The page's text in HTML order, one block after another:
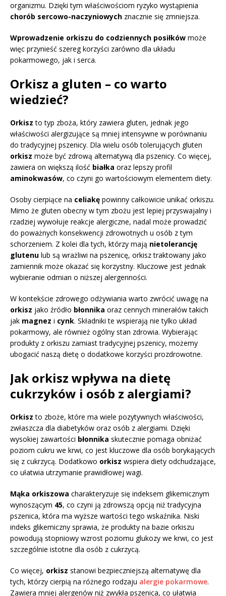
organizmu. Dzięki tym właściwościom ryzyko wystąpienia
chorób sercowo-naczyniowych znacznie się zmniejsza.
Wprowadzenie orkiszu do codziennych posiłków może
więc przynieść szereg korzyści zarówno dla układu
pokarmowego, jak i serca.
Orkisz a gluten – co warto
wiedzieć?
Orkisz to typ zboża, który zawiera gluten, jednak jego
właściwości alergizujące są mniej intensywne w porównaniu
do tradycyjnej pszenicy. Dla wielu osób tolerujących gluten
orkisz może być zdrową alternatywą dla pszenicy. Co więcej,
zawiera on większą ilość białka oraz lepszy profil
aminokwasów, co czyni go wartościowym elementem diety.
Osoby cierpiące na celiakę powinny całkowicie unikać orkiszu.
Mimo że gluten obecny w tym zbożu jest lepiej przyswajalny i
rzadziej wywołuje reakcje alergiczne, nadal może prowadzić
do poważnych konsekwencji zdrowotnych u osób z tym
schorzeniem. Z kolei dla tych, którzy mają nietolerancję
glutenu lub są wrażliwi na pszenicę, orkisz traktowany jako
zamiennik może okazać się korzystny. Kluczowe jest jednak
wybieranie odmian o niższej alergenności.
W kontekście zdrowego odżywiania warto zwrócić uwagę na
orkisz jako źródło błonnika oraz cennych minerałów takich
jak magnez i cynk. Składniki te wspierają nie tylko układ
pokarmowy, ale również ogólny stan zdrowia. Wybierając
produkty z orkiszu zamiast tradycyjnej pszenicy, możemy
ubogacić naszą dietę o dodatkowe korzyści prozdrowotne.
Jak orkisz wpływa na dietę
cukrzyków i osób z alergiami?
Orkisz to zboże, które ma wiele pozytywnych właściwości,
zwłaszcza dla diabetyków oraz osób z alergiami. Dzięki
wysokiej zawartości błonnika skutecznie pomaga obniżać
poziom cukru we krwi, co jest kluczowe dla osób borykających
się z cukrzycą. Dodatkowo orkisz wspiera diety odchudzające,
co ułatwia utrzymanie prawidłowej wagi.
Mąka orkiszowa charakteryzuje się indeksem glikemicznym
wynoszącym 45, co czyni ją zdrowszą opcją niż tradycyjna
pszenica, która ma wyższe wartości tego wskaźnika. Niski
indeks glikemiczny sprawia, że produkty na bazie orkiszu
powodują stopniowy wzrost poziomu glukozy we krwi, co jest
szczególnie istotne dla osób z cukrzycą.
Co więcej, orkisz stanowi bezpieczniejszą alternatywę dla
tych, którzy cierpią na różnego rodzaju alergie pokarmowe.
Zawiera mniej alergenów niż zwykła pszenica, co ułatwia